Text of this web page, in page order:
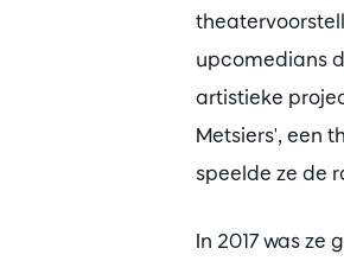
upcomedians
artistieke
Metsiers', een
speelde ze de
In 2017 was ze